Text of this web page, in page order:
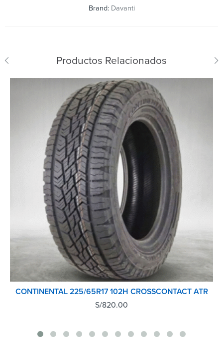
Brand: Davanti
Productos Relacionados
CONTINENTAL 225/65R17 102H CROSSCONTACT ATR
S/820.00